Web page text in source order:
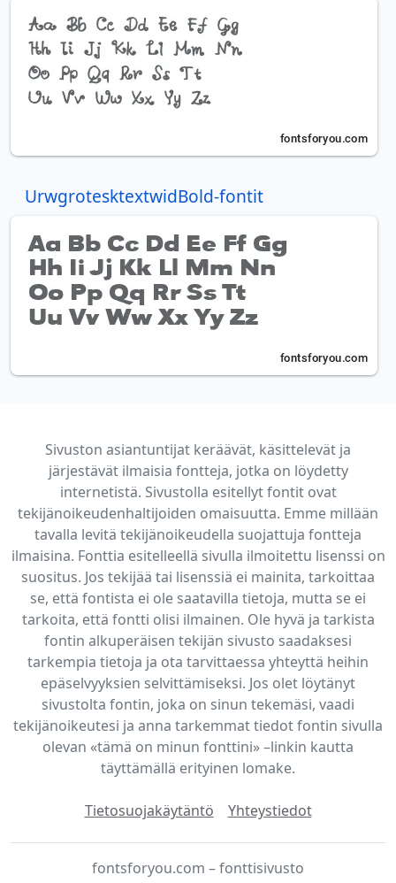
UrwgrotesktextwidBold-fontit
Sivuston asiantuntijat keräävät, käsittelevät ja
järjestävät ilmaisia fontteja, jotka on löydetty
internetistä. Sivustolla esitellyt fontit ovat
tekijänoikeudenhaltijoiden omaisuutta. Emme millään
tavalla levitä tekijänoikeudella suojattuja fontteja
ilmaisina. Fonttia esitelleellä sivulla ilmoitettu lisenssi on
suositus. Jos tekijää tai lisenssiä ei mainita, tarkoittaa
se, että fontista ei ole saatavilla tietoja, mutta se ei
tarkoita, että fontti olisi ilmainen. Ole hyvä ja tarkista
fontin alkuperäisen tekijän sivusto saadaksesi
tarkempia tietoja ja ota tarvittaessa yhteyttä heihin
epäselvyyksien selvittämiseksi. Jos olet löytänyt
sivustolta fontin, joka on sinun tekemäsi, vaadi
tekijänoikeutesi ja anna tarkemmat tiedot fontin sivulla
olevan «tämä on minun fonttini» –linkin kautta
täyttämällä erityinen lomake.
Tietosuojakäytäntö Yhteystiedot
fontsforyou.com – fonttisivusto